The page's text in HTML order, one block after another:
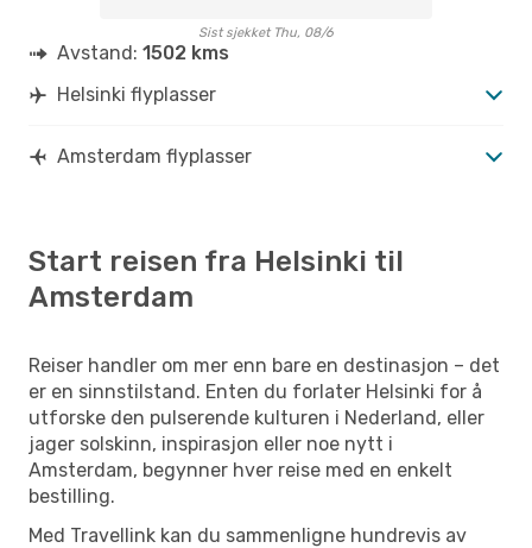
Sist sjekket Thu, 08/6
Avstand: 1502 kms
Helsinki flyplasser
Amsterdam flyplasser
Start reisen fra Helsinki til
Amsterdam
Reiser handler om mer enn bare en destinasjon – det
er en sinnstilstand. Enten du forlater Helsinki for å
utforske den pulserende kulturen i Nederland, eller
jager solskinn, inspirasjon eller noe nytt i
Amsterdam, begynner hver reise med en enkelt
bestilling.
Med Travellink kan du sammenligne hundrevis av